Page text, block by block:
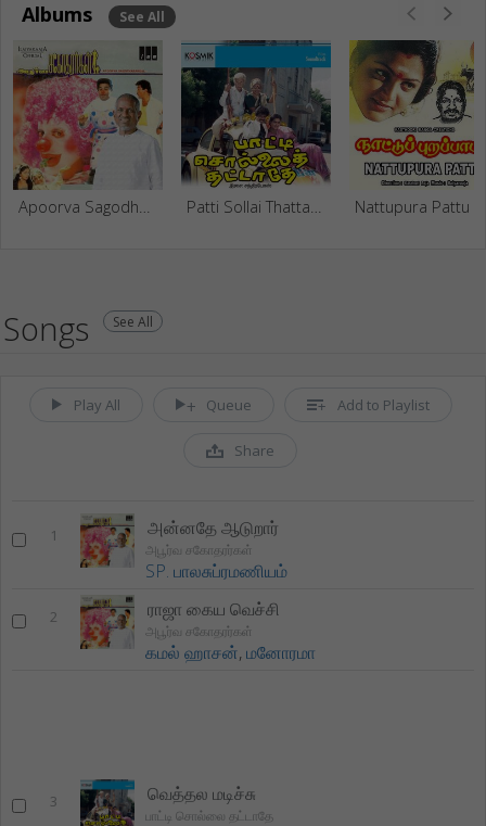
Albums See All
Apoorva Sagodharargal Patti Sollai Thattathe
Songs See All
Play All Queue Add to Playlist
Share
1 அன்னதே ஆடுறார்
அபூர்வ சகோதரர்கள்
SP. பாலசுப்ரமணியம்
2 ராஜா கைய வெச்சி
அபூர்வ சகோதரர்கள்
கமல் ஹாசன்,மனோரமா
3 வெத்தல மடிச்சு
பாட்டி சொல்லை தட்டாதே